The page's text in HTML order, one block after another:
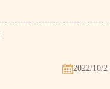
2022/10/2